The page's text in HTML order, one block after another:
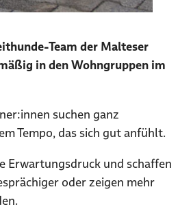
Team der Malteser
in den Wohngruppen im
suchen ganz
Tempo, das sich gut anfühlt.
Erwartungsdruck und schaffen
oder zeigen mehr